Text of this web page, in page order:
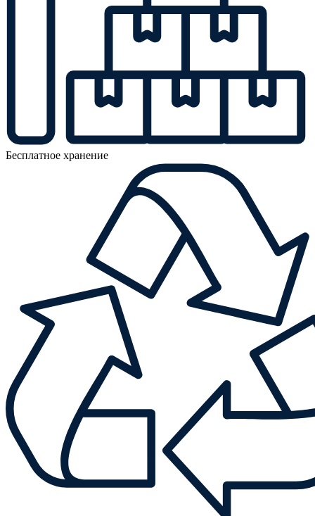
Бесплатное хранение